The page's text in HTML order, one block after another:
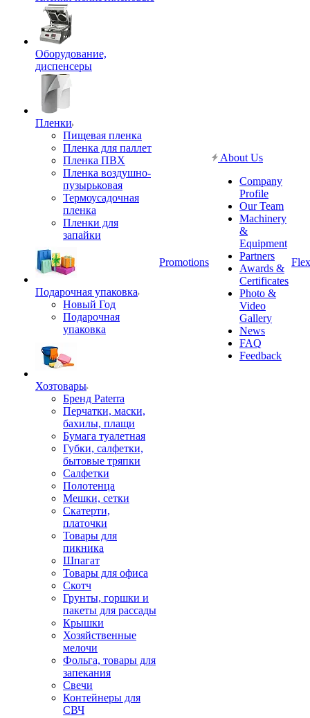
Оборудование,
диспенсеры
Пленки
Пищевая пленка
Пленка для паллет
Пленка ПВХ
Пленка воздушно-
пузырьковая
Термоусадочная
пленка
Пленки для
запайки
Подарочная упаковка
Новый Год
Подарочная
упаковка
Хозтовары
Бренд Paterra
Перчатки, маски,
бахилы, плащи
Бумага туалетная
Губки, салфетки,
бытовые тряпки
Салфетки
Полотенца
Мешки, сетки
Скатерти,
платочки
Товары для
пикника
Шпагат
Товары для офиса
Скотч
Грунты, горшки и
пакеты для рассады
Крышки
Хозяйственные
мелочи
Фольга, товары для
запекания
Свечи
Контейнеры для
СВЧ
Promotions
About Us
Company
Profile
Our Team
Machinery
&
Equipment
Partners
Awards &
Certificates
Photo &
Video
Gallery
News
FAQ
Feedback